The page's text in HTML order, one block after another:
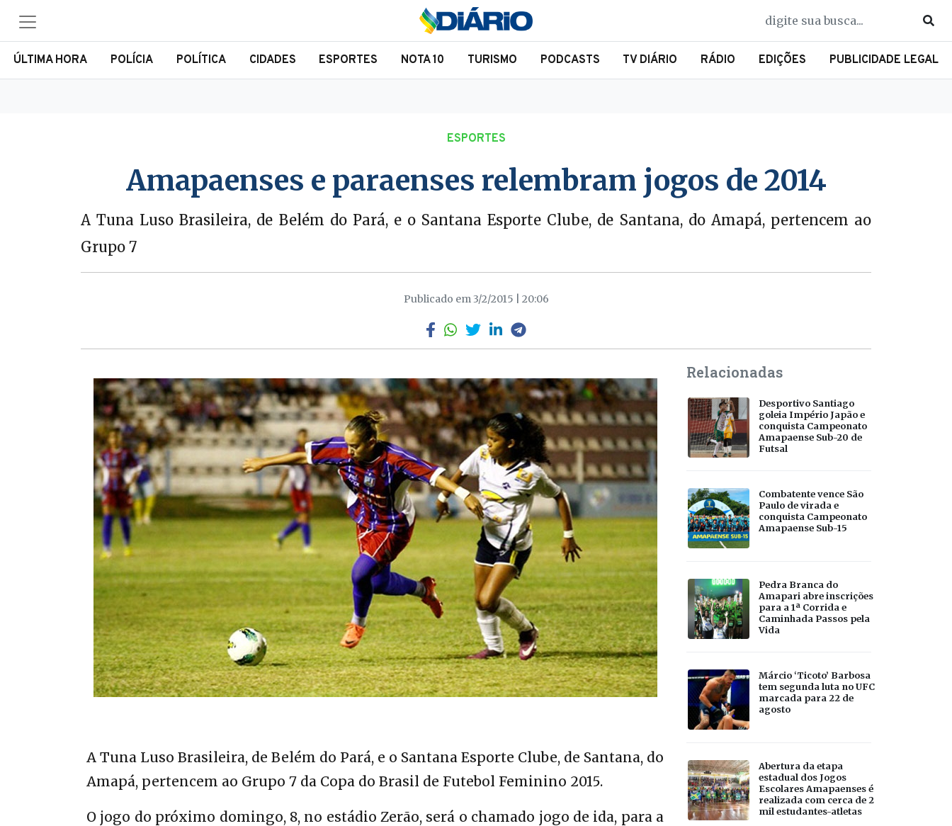
ÚLTIMA HORA POLÍCIA POLÍTICA CIDADES ESPORTES NOTA 10 TURISMO PODCASTS TV DIÁRIO RÁDIO EDIÇÕES PUBLICIDADE LEGAL
ESPORTES
Amapaenses e paraenses relembram jogos de 2014
A Tuna Luso Brasileira, de Belém do Pará, e o Santana Esporte Clube, de Santana, do Amapá, pertencem ao
Grupo 7
Publicado em 3/2/2015 | 20:06
A Tuna Luso Brasileira, de Belém do Pará, e o Santana Esporte Clube, de Santana, do
Amapá, pertencem ao Grupo 7 da Copa do Brasil de Futebol Feminino 2015.
O jogo do próximo domingo, 8, no estádio Zerão, será o chamado jogo de ida, para a
Relacionadas
Desportivo Santiago
goleia Império Japão e
conquista Campeonato
Amapaense Sub-20 de
Futsal
Combatente vence São
Paulo de virada e
conquista Campeonato
Amapaense Sub-15
Pedra Branca do
Amapari abre inscrições
para a 1ª Corrida e
Caminhada Passos pela
Vida
Márcio ‘Ticoto’ Barbosa
tem segunda luta no UFC
marcada para 22 de
agosto
Abertura da etapa
estadual dos Jogos
Escolares Amapaenses é
realizada com cerca de 2
mil estudantes-atletas